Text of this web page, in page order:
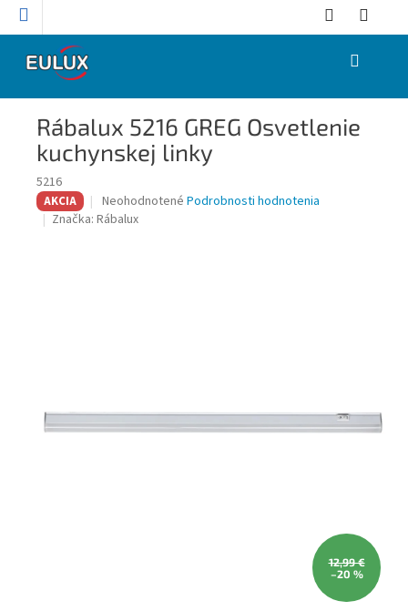
Prejsť
NÁKUPNÝ
Rábalux 5216 GREG Osvetlenie
kuchynskej linky
5216
AKCIA
Priemerné
hodnotenie
Neohodnotené Podrobnosti hodnotenia
Značka: Rábalux
12,99 €
–20 %